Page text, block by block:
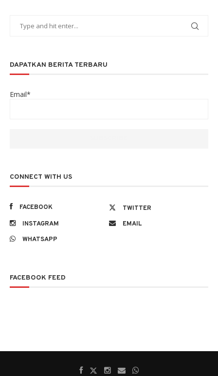
DAPATKAN BERITA TERBARU
Email*
CONNECT WITH US
FACEBOOK
TWITTER
INSTAGRAM
EMAIL
WHATSAPP
FACEBOOK FEED